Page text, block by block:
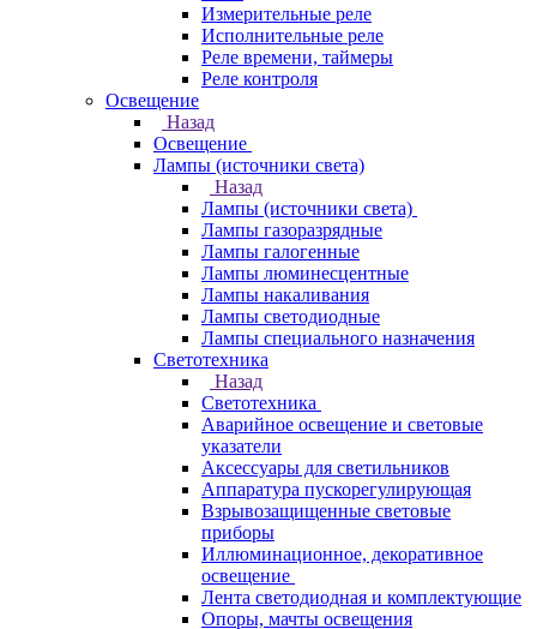
Измерительные реле
Исполнительные реле
Реле времени, таймеры
Реле контроля
Освещение
Назад
Освещение
Лампы (источники света)
Назад
Лампы (источники света)
Лампы газоразрядные
Лампы галогенные
Лампы люминесцентные
Лампы накаливания
Лампы светодиодные
Лампы специального назначения
Светотехника
Назад
Светотехника
Аварийное освещение и световые
указатели
Аксессуары для светильников
Аппаратура пускорегулирующая
Взрывозащищенные световые
приборы
Иллюминационное, декоративное
освещение
Лента светодиодная и комплектующие
Опоры, мачты освещения